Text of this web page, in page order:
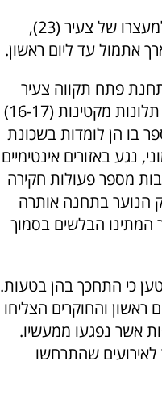
התלונות שנאספו הן בהמשך למעצרו של צעיר (23),
אתמול עד ליום ראשון.
פתח תקווה צעיר
המתגורר בעיר לאחר שאספו 3 תלונות מקטינות (16-17)
בו הן לומדות בשכונת
נגע באזורים אינטימיים
מספר פעולות חקירה
הנוער בתחנה אותרה
המתינו הבלשים בסמוך
כי התחכך בהן בטעות.
ראשון והחוקרים הצליחו
אשר נפגעו ממעשיו.
שהתרחשו